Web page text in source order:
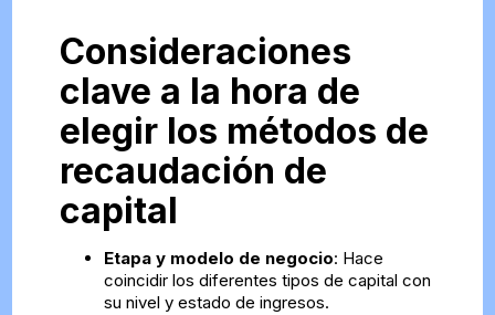
Consideraciones
clave a la hora de
elegir los métodos de
recaudación de
capital
Etapa y modelo de negocio: Hace
coincidir los diferentes tipos de capital con
su nivel y estado de ingresos.